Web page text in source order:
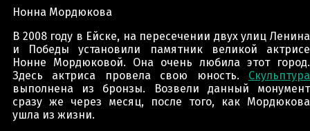
Нонна Мордюкова
В 2008 году в Ейске, на пересечении двух улиц Ленина
и Победы установили памятник великой актрисе
Нонне Мордюковой. Она очень любила этот город.
Здесь актриса провела свою юность. Скульптура
выполнена из бронзы. Возвели данный монумент
сразу же через месяц, после того, как Мордюкова
ушла из жизни.